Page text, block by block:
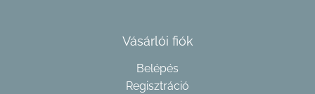
Vásárlói fiók
Belépés
Regisztráció